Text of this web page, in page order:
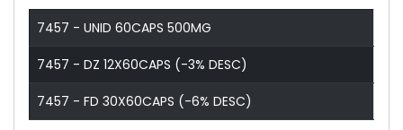
7457 - UNID 60CAPS 500MG
7457 - DZ 12X60CAPS (-3% DESC)
7457 - FD 30X60CAPS (-6% DESC)